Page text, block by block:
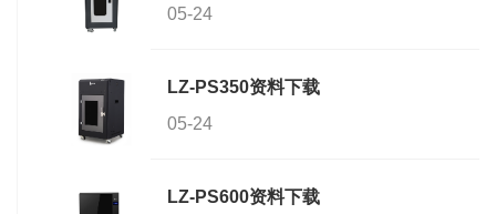
05-24
LZ-PS350资料下载
05-24
LZ-PS600资料下载